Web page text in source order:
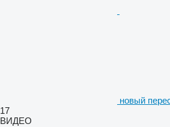
новый
17
ВИДЕО